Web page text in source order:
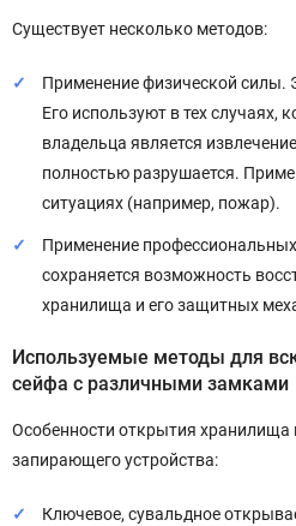
Существует несколько методов:
Применение физической силы.
Его используют в тех случаях,
владельца является
полностью разрушается.
ситуациях (например, пожар).
Применение
сохраняется возможность
хранилища и его защитных
Используемые методы для
сейфа с различными замками
Особенности открытия хранилища
запирающего устройства:
Ключевое, сувальдное